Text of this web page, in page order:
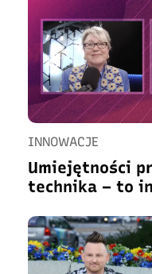
INNOWACJE
Umiejętności
technika – to